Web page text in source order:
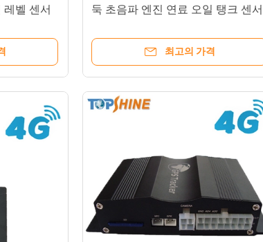
레벨 센서
둑 초음파 엔진 연료 오일 탱크 센서
최고의 가격